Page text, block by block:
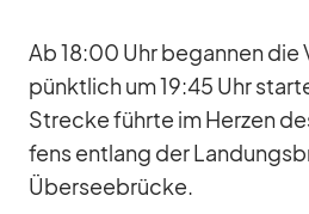
Ab 18:00 Uhr be­gan­nen
pünkt­lich um 19:45 Uhr
Stre­cke führte im Her­zen
fens ent­lang der
Über­see­brü­cke.